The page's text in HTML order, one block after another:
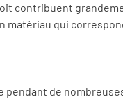
contribuent
qui
de